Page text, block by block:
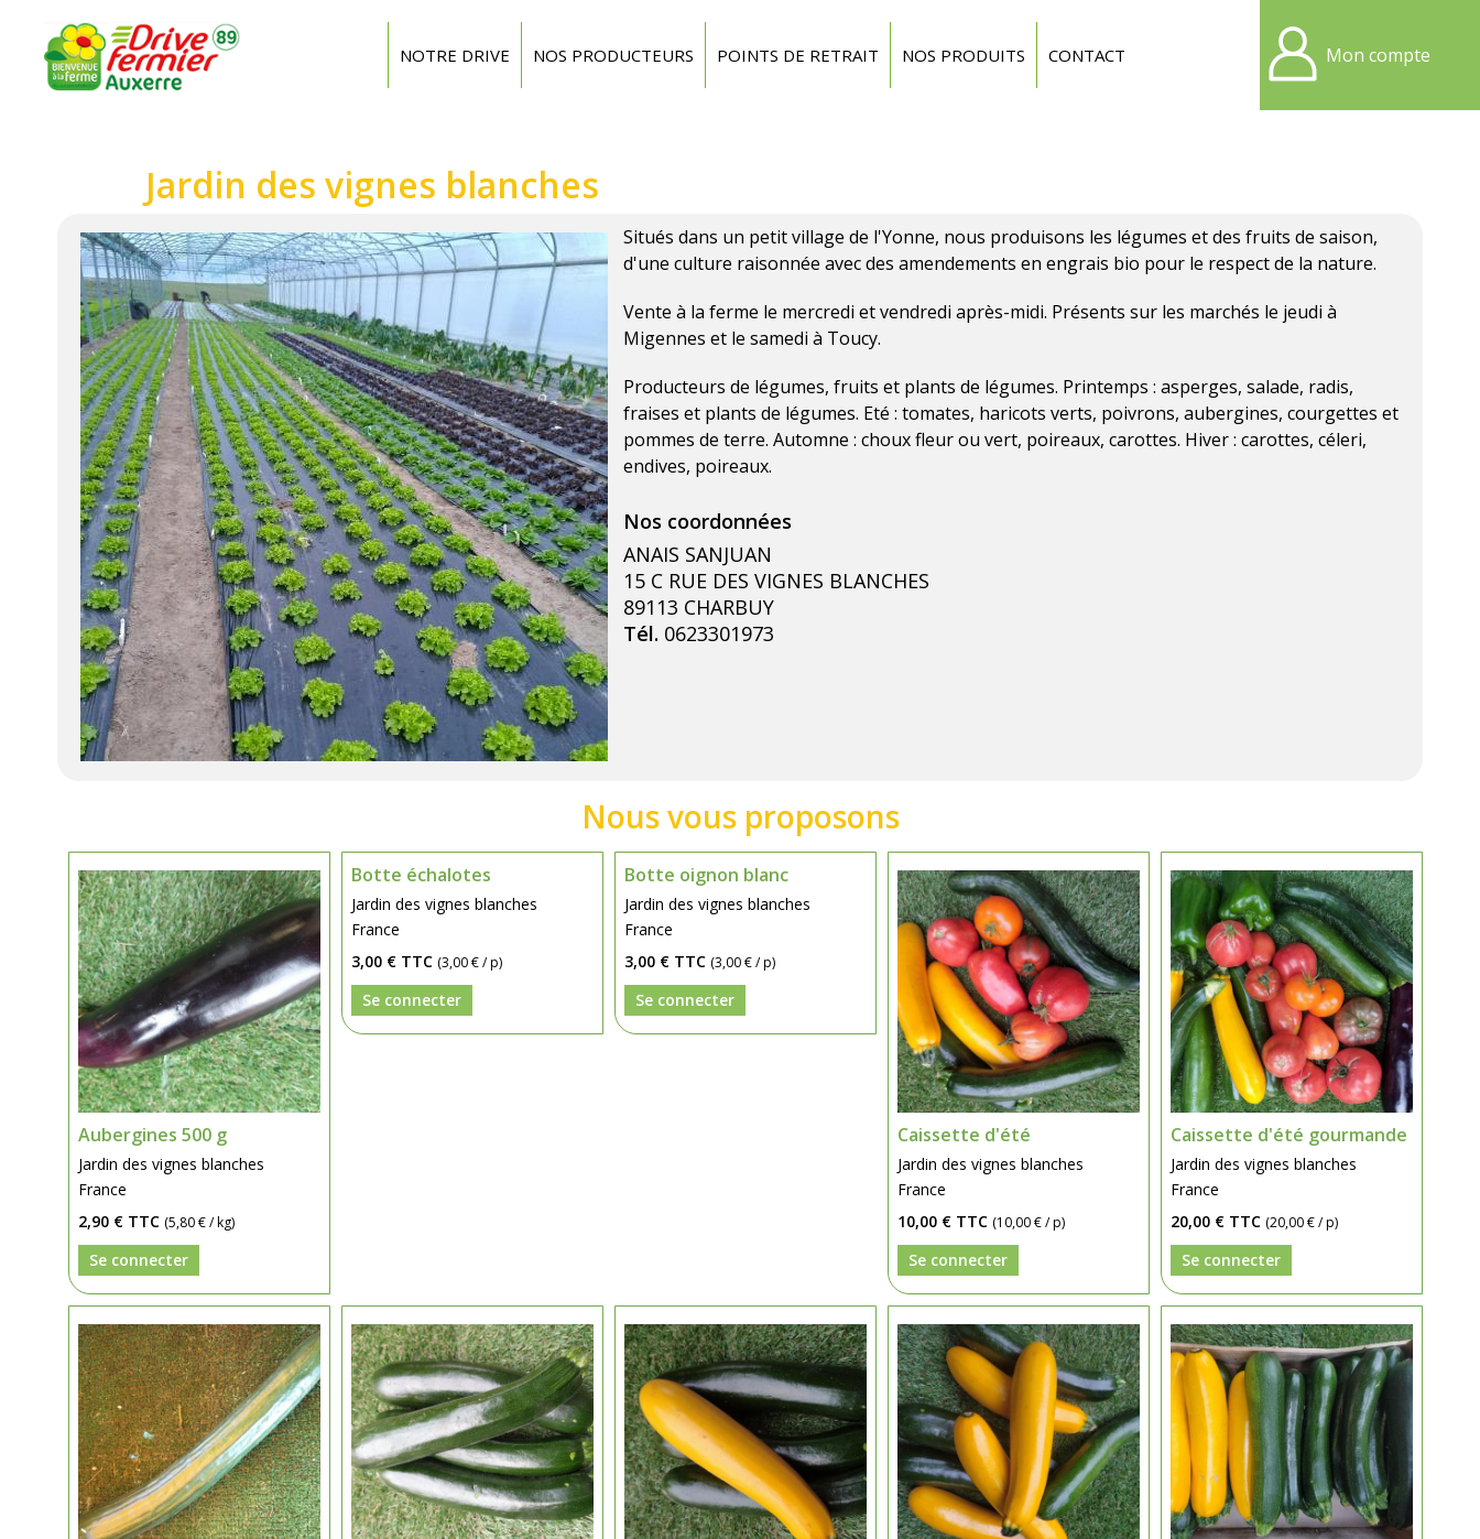
NOTRE DRIVE NOS PRODUCTEURS POINTS DE RETRAIT NOS PRODUITS CONTACT Mon compte
Jardin des vignes blanches
Situés dans un petit village de l'Yonne, nous produisons les légumes et des fruits de saison,
d'une culture raisonnée avec des amendements en engrais bio pour le respect de la nature.
Vente à la ferme le mercredi et vendredi après-midi. Présents sur les marchés le jeudi à
Migennes et le samedi à Toucy.
Producteurs de légumes, fruits et plants de légumes. Printemps : asperges, salade, radis,
fraises et plants de légumes. Eté : tomates, haricots verts, poivrons, aubergines, courgettes et
pommes de terre. Automne : choux fleur ou vert, poireaux, carottes. Hiver : carottes, céleri,
endives, poireaux.
ANAIS SANJUAN
15 C RUE DES VIGNES BLANCHES
89113 CHARBUY
Tél. 0623301973
Aubergines 500 g
Jardin des vignes blanches
France
2,90 € TTC (5,80 € / kg)
Se connecter
Botte échalotes
Jardin des vignes blanches
France
3,00 € TTC (3,00 € / p)
Se connecter
Botte oignon blanc
Jardin des vignes blanches
France
3,00 € TTC (3,00 € / p)
Se connecter
Caissette d'été
Jardin des vignes blanches
France
10,00 € TTC (10,00 € / p)
Se connecter
Caissette d'été gourmande
Jardin des vignes blanches
France
20,00 € TTC (20,00 € / p)
Se connecter